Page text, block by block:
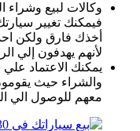
وكالات لبيع وشراء
فيمكنك تغيير
أخذك فارق ولكن
لأنهم يهدفون إلي
يمكنك الاعتماد
والشراء حيث
معهم للوصول الي